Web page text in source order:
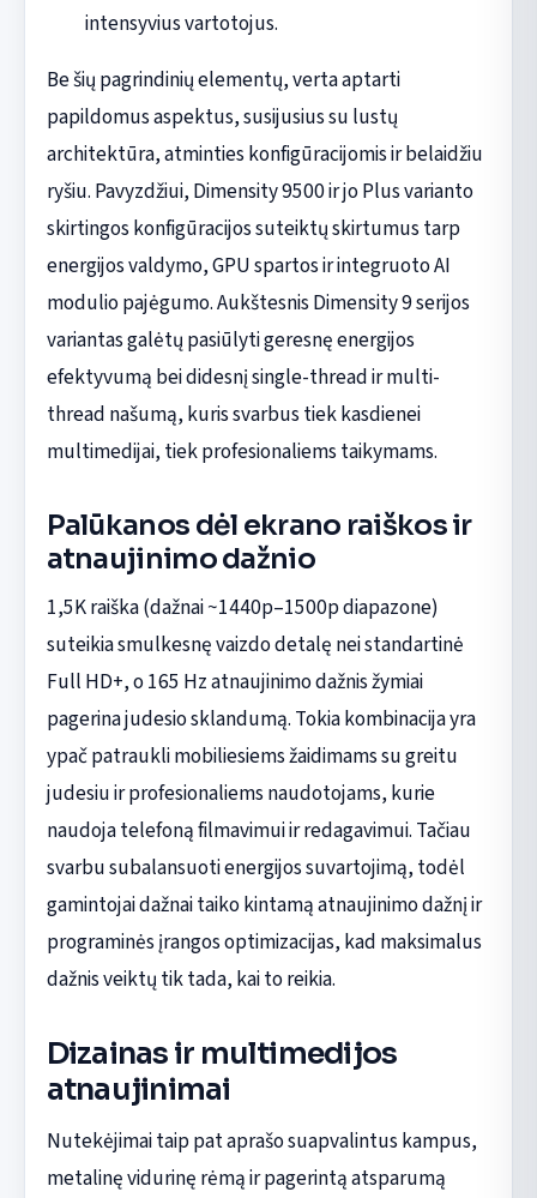
intensyvius vartotojus.
Be šių pagrindinių elementų, verta aptarti
papildomus aspektus, susijusius su lustų
architektūra, atminties konfigūracijomis ir belaidžiu
ryšiu. Pavyzdžiui, Dimensity 9500 ir jo Plus varianto
skirtingos konfigūracijos suteiktų skirtumus tarp
energijos valdymo, GPU spartos ir integruoto AI
modulio pajėgumo. Aukštesnis Dimensity 9 serijos
variantas galėtų pasiūlyti geresnę energijos
efektyvumą bei didesnį single-thread ir multi-
thread našumą, kuris svarbus tiek kasdienei
multimedijai, tiek profesionaliems taikymams.
Palūkanos dėl ekrano raiškos ir
atnaujinimo dažnio
1,5K raiška (dažnai ~1440p–1500p diapazone)
suteikia smulkesnę vaizdo detalę nei standartinė
Full HD+, o 165 Hz atnaujinimo dažnis žymiai
pagerina judesio sklandumą. Tokia kombinacija yra
ypač patraukli mobiliesiems žaidimams su greitu
judesiu ir profesionaliems naudotojams, kurie
naudoja telefoną filmavimui ir redagavimui. Tačiau
svarbu subalansuoti energijos suvartojimą, todėl
gamintojai dažnai taiko kintamą atnaujinimo dažnį ir
programinės įrangos optimizacijas, kad maksimalus
dažnis veiktų tik tada, kai to reikia.
Dizainas ir multimedijos
atnaujinimai
Nutekėjimai taip pat aprašo suapvalintus kampus,
metalinę vidurinę rėmą ir pagerintą atsparumą